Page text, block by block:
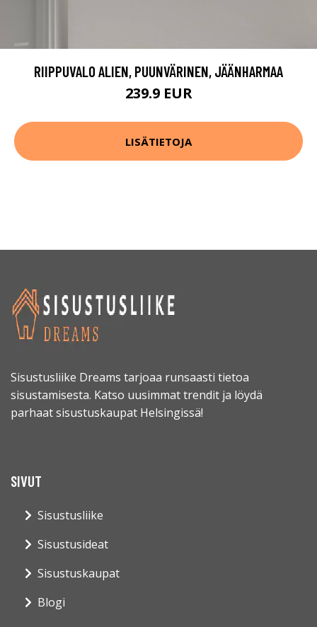
RIIPPUVALO ALIEN, PUUNVÄRINEN, JÄÄNHARMAA
239.9 EUR
LISÄTIETOJA
Sisustusliike Dreams tarjoaa runsaasti tietoa
sisustamisesta. Katso uusimmat trendit ja löydä
parhaat sisustuskaupat Helsingissä!
SIVUT
Sisustusliike
Sisustusideat
Sisustuskaupat
Blogi